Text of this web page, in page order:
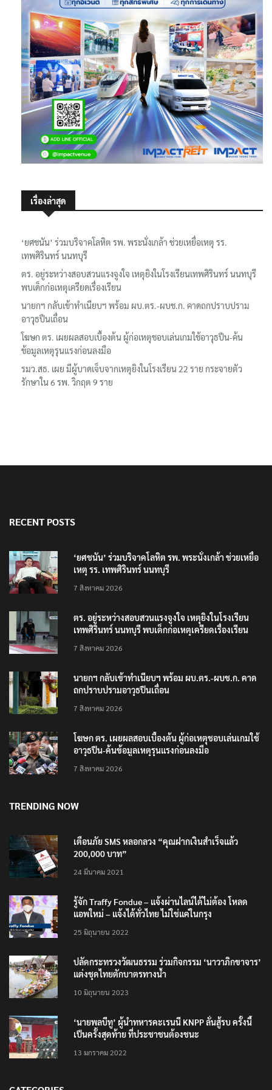
เรื่องล่าสุด
‘ยศชนัน’ ร่วมบริจาคโลหิต รพ. พระนั่งเกล้า ช่วยเหยื่อเหตุ รร.
เทพศิรินทร์ นนทบุรี
ตร. อยู่ระหว่างสอบสวนแรงจูงใจ เหตุยิงในโรงเรียนเทพศิรินทร์ นนทบุรี
พบเด็กก่อเหตุเครียดเรื่องเรียน
นายกฯ กลับเข้าทำเนียบฯ พร้อม ผบ.ตร.-ผบช.ก. คาดถกปราบปราม
อาวุธปืนเถื่อน
โฆษก ตร. เผยผลสอบเบื้องต้น ผู้ก่อเหตุชอบเล่นเกมใช้อาวุธปืน-ค้น
ข้อมูลเหตุรุนแรงก่อนลงมือ
รมว.สธ. เผย มีผู้บาดเจ็บจากเหตุยิงในโรงเรียน 22 ราย กระจายตัว
รักษาใน 6 รพ. วิกฤต 9 ราย
RECENT POSTS
‘ยศชนัน’ ร่วมบริจาคโลหิต รพ. พระนั่งเกล้า ช่วยเหยื่อ
เหตุ รร. เทพศิรินทร์ นนทบุรี
7 สิงหาคม 2026
ตร. อยู่ระหว่างสอบสวนแรงจูงใจ เหตุยิงในโรงเรียน
เทพศิรินทร์ นนทบุรี พบเด็กก่อเหตุเครียดเรื่องเรียน
7 สิงหาคม 2026
นายกฯ กลับเข้าทำเนียบฯ พร้อม ผบ.ตร.-ผบช.ก. คาด
ถกปราบปรามอาวุธปืนเถื่อน
7 สิงหาคม 2026
โฆษก ตร. เผยผลสอบเบื้องต้น ผู้ก่อเหตุชอบเล่นเกมใช้
อาวุธปืน-ค้นข้อมูลเหตุรุนแรงก่อนลงมือ
7 สิงหาคม 2026
TRENDING NOW
เตือนภัย SMS หลอกลวง “คุณฝากเงินสำเร็จแล้ว
200,000 บาท”
24 มีนาคม 2021
รู้จัก Traffy Fondue – แจ้งผ่านไลน์ได้ไม่ต้อง โหลด
แอพใหม่ – แจ้งได้ทั่วไทย ไม่ใช่แค่ในกรุง
25 มิถุนายน 2022
ปลัดกระทรวงวัฒนธรรม ร่วมกิจกรรม ‘นาวาภิกขาจาร’
แต่งชุดไทยตักบาตรทางน้ำ
10 มิถุนายน 2023
‘นายพลบีทู’ ผู้นำทหารคะเรนนี KNPP ลั่นสู้รบ ครั้งนี้
เป็นครั้งสุดท้าย ที่ประชาชนต้องชนะ
13 มกราคม 2022